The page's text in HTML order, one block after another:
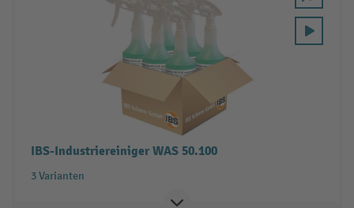
IBS-Industriereiniger WAS 50.100
3 Varianten